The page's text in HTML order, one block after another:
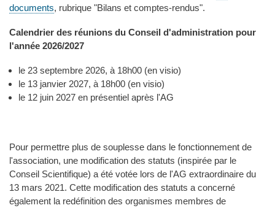
documents, rubrique "Bilans et comptes-rendus".
Calendrier des réunions du Conseil d'administration pour
l'année 2026/2027
le 23 septembre 2026, à 18h00 (en visio)
le 13 janvier 2027, à 18h00 (en visio)
le 12 juin 2027 en présentiel après l'AG
Pour permettre plus de souplesse dans le fonctionnement de
l'association, une modification des statuts (inspirée par le
Conseil Scientifique) a été votée lors de l'AG extraordinaire du
13 mars 2021. Cette modification des statuts a concerné
également la redéfinition des organismes membres de